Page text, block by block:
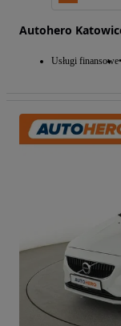
Autohero
Usługi finansowe